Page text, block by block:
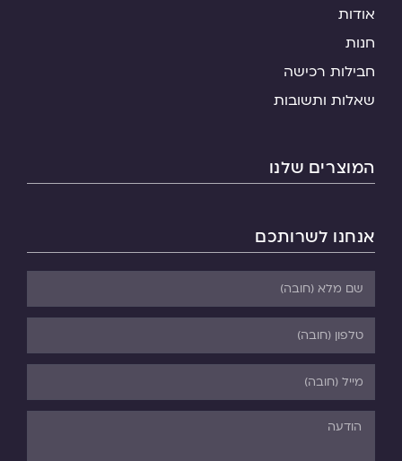
אודות
חנות
חבילות רכישה
שאלות ותשובות
המוצרים שלנו
אנחנו לשרותכם